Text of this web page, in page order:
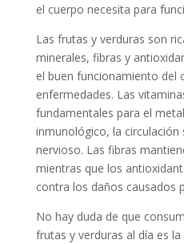
el cuerpo necesita para
Las frutas y verduras son
minerales, fibras y
el buen funcionamiento del
enfermedades. Las
fundamentales para el
inmunológico, la circulación
nervioso. Las fibras
mientras que los
contra los daños causados
No hay duda de que
frutas y verduras al día es